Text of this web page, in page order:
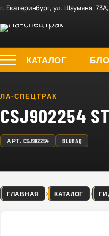
г. Екатеринбург, ул. Шаумяна,
КАТАЛОГ
ЛА-СПЕЦТРАК
CSJ902254
АРТ. CSJ902254 BLUMAQ
ГЛАВНАЯ КАТАЛОГ